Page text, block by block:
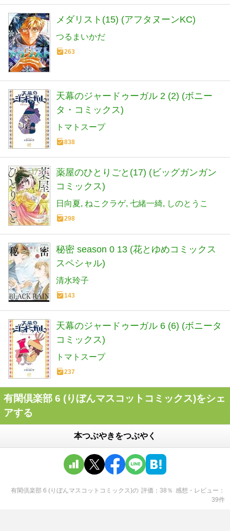
メダリスト(15) (アフタヌーンKC)
つるまいかだ
263
天幕のジャードゥーガル 2 (2) (ボニー
タ・コミックス)
トマトスープ
838
薬屋のひとりごと(17) (ビッグガンガン
コミックス)
日向夏 ねこクラゲ 七緒一綺 しのとうこ
298
秘密 season 0 13 (花とゆめコミックス
スペシャル)
清水玲子
143
天幕のジャードゥーガル 6 (6) (ボニータ
コミックス)
トマトスープ
237
有閑倶楽部 6 (りぼんマスコットコミックス)をシェ
アする
本つぶやきをつぶやく
有閑倶楽部 6 (りぼんマスコットコミックス)の 評価 38 ％ 感想・レビュー
39件